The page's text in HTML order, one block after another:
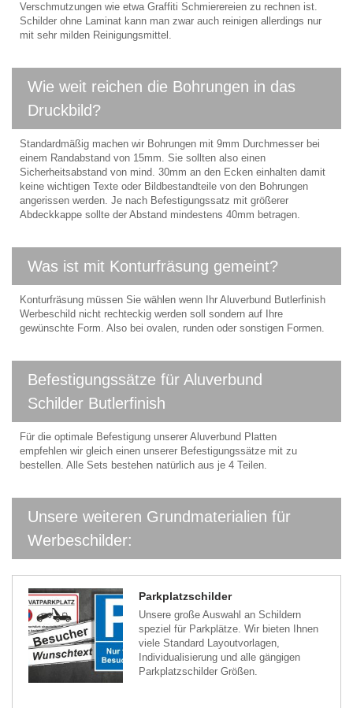
Verschmutzungen wie etwa Graffiti Schmierereien zu rechnen ist.
Schilder ohne Laminat kann man zwar auch reinigen allerdings nur
mit sehr milden Reinigungsmittel.
Wie weit reichen die Bohrungen in das
Druckbild?
Standardmäßig machen wir Bohrungen mit 9mm Durchmesser bei
einem Randabstand von 15mm. Sie sollten also einen
Sicherheitsabstand von mind. 30mm an den Ecken einhalten damit
keine wichtigen Texte oder Bildbestandteile von den Bohrungen
angerissen werden. Je nach Befestigungssatz mit größerer
Abdeckkappe sollte der Abstand mindestens 40mm betragen.
Was ist mit Konturfräsung gemeint?
Konturfräsung müssen Sie wählen wenn Ihr Aluverbund Butlerfinish
Werbeschild nicht rechteckig werden soll sondern auf Ihre
gewünschte Form. Also bei ovalen, runden oder sonstigen Formen.
Befestigungssätze für Aluverbund
Schilder Butlerfinish
Für die optimale Befestigung unserer Aluverbund Platten
empfehlen wir gleich einen unserer Befestigungssätze mit zu
bestellen. Alle Sets bestehen natürlich aus je 4 Teilen.
Unsere weiteren Grundmaterialien für
Werbeschilder:
Parkplatzschilder
Unsere große Auswahl an Schildern
speziel für Parkplätze. Wir bieten Ihnen
viele Standard Layoutvorlagen,
Individualisierung und alle gängigen
Parkplatzschilder Größen.